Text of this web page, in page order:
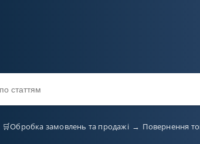
🛒Обробка замовлень та продажі → Повернення